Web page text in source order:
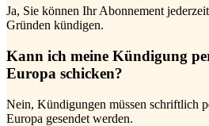
Ja, Sie können Ihr Abonnement
Gründen kündigen.
Kann ich meine Kündigung
Europa schicken?
Nein, Kündigungen müssen schriftlich
Europa gesendet werden.